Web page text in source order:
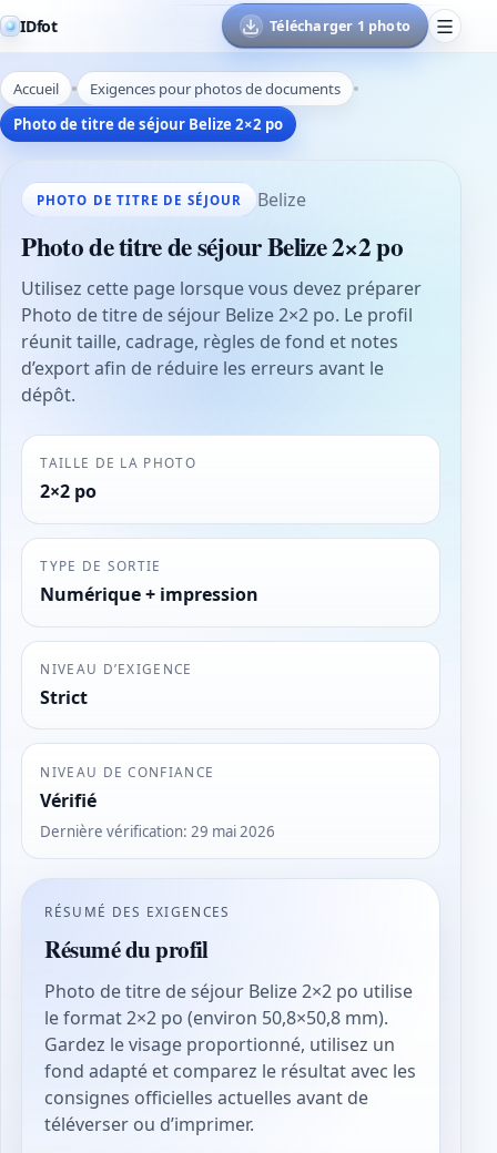
IDfot Télécharger 1 photo
Accueil
Exigences pour photos de documents
Photo de titre de séjour Belize 2×2 po
PHOTO DE TITRE DE SÉJOUR Belize
Photo de titre de séjour Belize 2×2 po
Utilisez cette page lorsque vous devez préparer
Photo de titre de séjour Belize 2×2 po. Le profil
réunit taille, cadrage, règles de fond et notes
d’export afin de réduire les erreurs avant le
dépôt.
TAILLE DE LA PHOTO
2×2 po
TYPE DE SORTIE
Numérique + impression
NIVEAU D’EXIGENCE
Strict
NIVEAU DE CONFIANCE
Vérifié
Dernière vérification:29 mai 2026
RÉSUMÉ DES EXIGENCES
Résumé du profil
Photo de titre de séjour Belize 2×2 po utilise
le format 2×2 po (environ 50,8×50,8 mm).
Gardez le visage proportionné, utilisez un
fond adapté et comparez le résultat avec les
consignes officielles actuelles avant de
téléverser ou d’imprimer.